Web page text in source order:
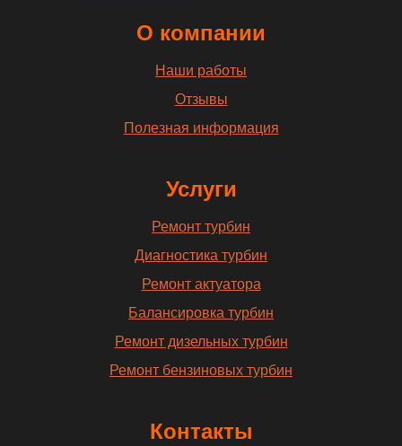
О компании
Наши работы
Отзывы
Полезная информация
Услуги
Ремонт турбин
Диагностика турбин
Ремонт актуатора
Балансировка турбин
Ремонт дизельных турбин
Ремонт бензиновых турбин
Контакты